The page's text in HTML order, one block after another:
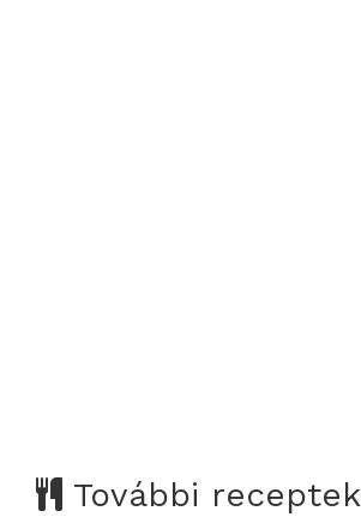
További receptek